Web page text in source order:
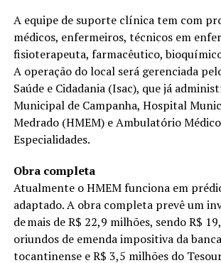
A equipe de suporte clínica tem com
médicos, enfermeiros, técnicos em
fisioterapeuta, farmacêutico,
A operação do local será gerenciada
Saúde e Cidadania (Isac), que já
Municipal de Campanha, Hospital
Medrado (HMEM) e Ambulatório
Especialidades.
Obra completa
Atualmente o HMEM funciona em
adaptado. A obra completa prevê um
de mais de R$ 22,9 milhões, sendo R$
oriundos de emenda impositiva da
tocantinense e R$ 3,5 milhões do